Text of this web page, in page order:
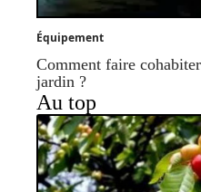
Équipement
Comment faire
jardin ?
Au top